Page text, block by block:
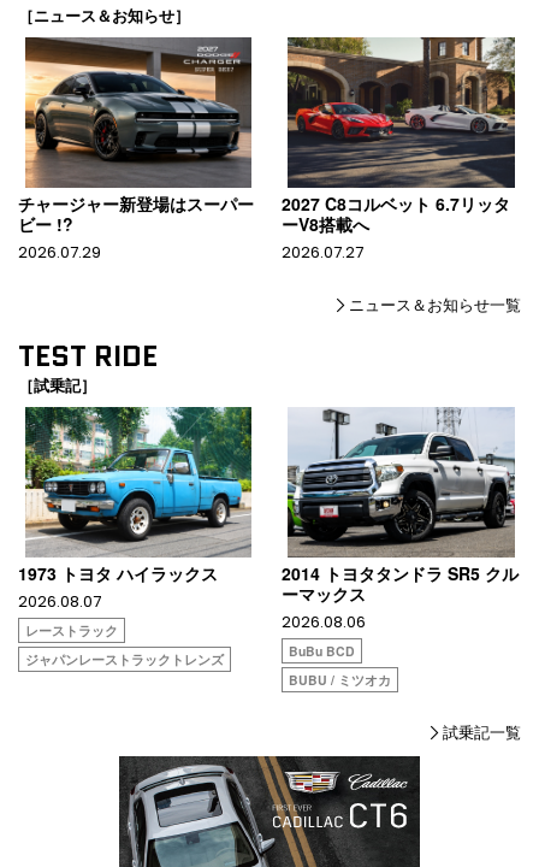
［ニュース＆お知らせ］
チャージャー新登場はスーパー
ビー !?
2026.07.29
2027 C8コルベット 6.7リッタ
ーV8搭載へ
2026.07.27
ニュース＆お知らせ一覧
TEST RIDE
［試乗記］
1973 トヨタ ハイラックス
2026.08.07
レーストラック
ジャパンレーストラックトレンズ
2014 トヨタタンドラ SR5 クル
ーマックス
2026.08.06
BuBu BCD
BUBU / ミツオカ
試乗記一覧